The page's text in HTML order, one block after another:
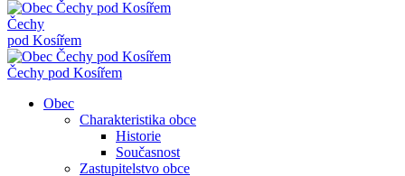
Čechy
pod Kosířem
Čechy pod Kosířem
Obec
Charakteristika obce
Historie
Současnost
Zastupitelstvo obce